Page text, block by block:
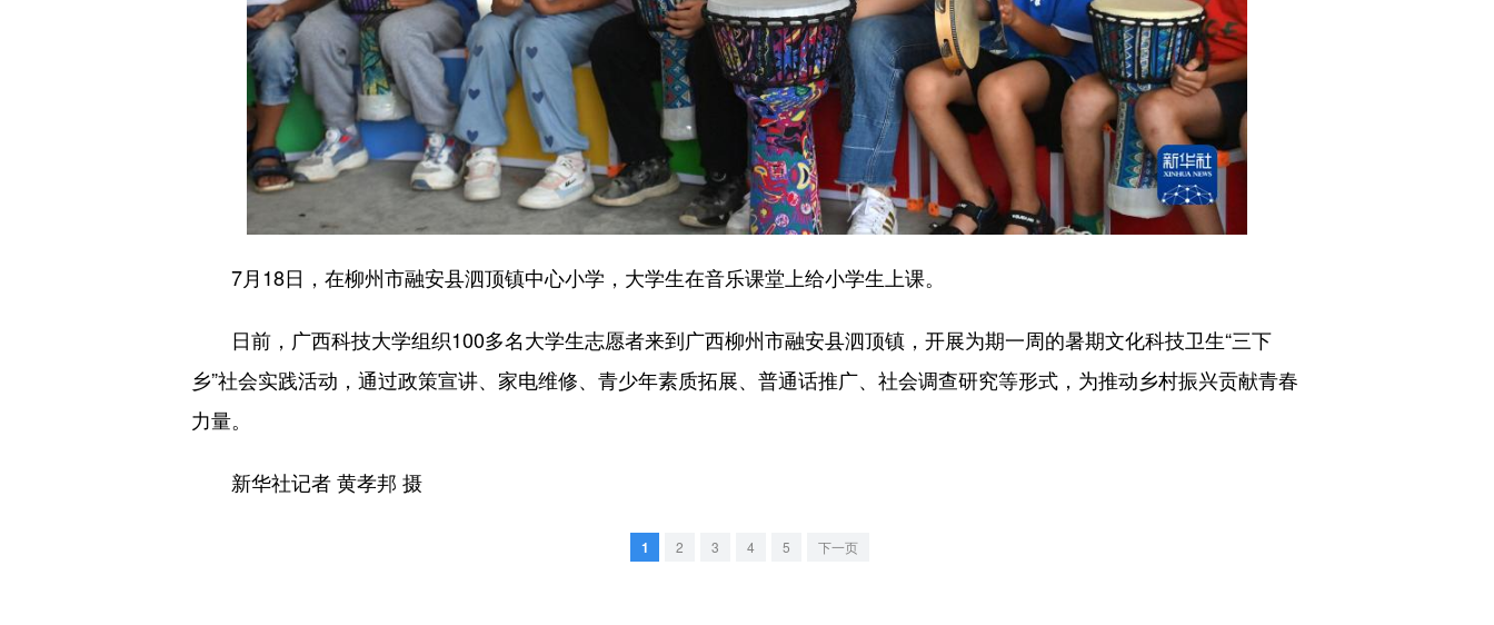
7月18日，在柳州市融安县泗顶镇中心小学，大学生在音乐课堂上给小学生上课。
日前，广西科技大学组织100多名大学生志愿者来到广西柳州市融安县泗顶镇，开展为期一周的暑期文化科技卫生“三下
乡”社会实践活动，通过政策宣讲、家电维修、青少年素质拓展、普通话推广、社会调查研究等形式，为推动乡村振兴贡献青春
力量。
新华社记者 黄孝邦 摄
1 2 3 4 5 下一页